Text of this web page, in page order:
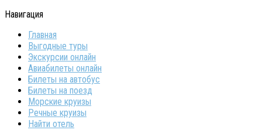
Навигация
Главная
Выгодные туры
Экскурсии онлайн
Авиабилеты онлайн
Билеты на автобус
Билеты на поезд
Морские круизы
Речные круизы
Найти отель